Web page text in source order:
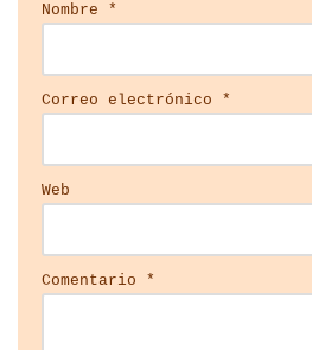
Nombre *
Correo electrónico *
Web
Comentario *